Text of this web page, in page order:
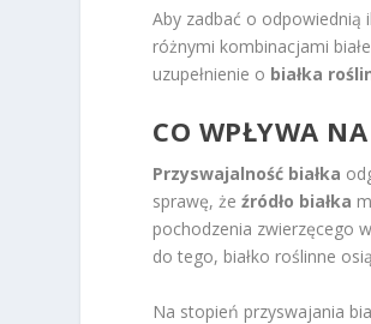
Aby zadbać o
różnymi kombinacjami
uzupełnienie o białka
CO WPŁYWA
Przyswajalność białka
sprawę, żeźródło białka
pochodzenia zwierzęcego
do tego, białko roślinne
Na stopień przyswajania